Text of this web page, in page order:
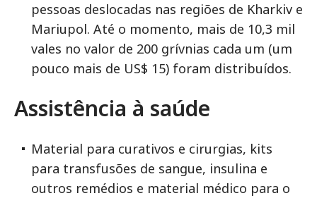
pessoas deslocadas nas regiões de Kharkiv e
Mariupol. Até o momento, mais de 10,3 mil
vales no valor de 200 grívnias cada um (um
pouco mais de US$ 15) foram distribuídos.
Assistência à saúde
Material para curativos e cirurgias, kits
para transfusões de sangue, insulina e
outros remédios e material médico para o